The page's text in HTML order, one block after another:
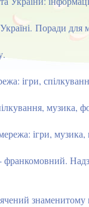
Поради для
ігри,
музика,
ігри, музика,